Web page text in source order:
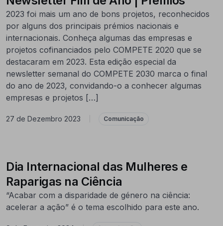
2023 foi mais um ano de bons projetos, reconhecidos
por alguns dos principais prémios nacionais e
internacionais. Conheça algumas das empresas e
projetos cofinanciados pelo COMPETE 2020 que se
destacaram em 2023. Esta edição especial da
newsletter semanal do COMPETE 2030 marca o final
do ano de 2023, convidando-o a conhecer algumas
empresas e projetos […]
27 de Dezembro 2023 Comunicação
Dia Internacional das Mulheres e
Raparigas na Ciência
“Acabar com a disparidade de género na ciência:
acelerar a ação” é o tema escolhido para este ano.